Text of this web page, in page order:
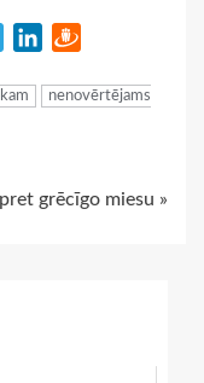
TelegramLinkedIn
nenovērtējams
grēcīgo miesu »